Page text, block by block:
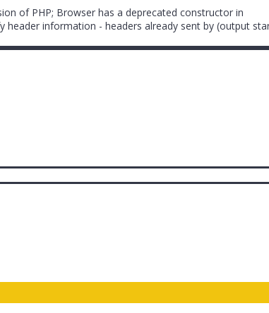
of PHP; Browser has a deprecated constructor in
header information - headers already sent by (output